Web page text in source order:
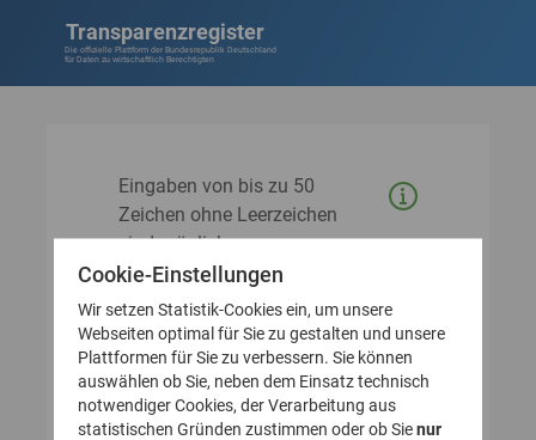
Transparenzregister
Die offizielle Plattform der Bundesrepublik Deutschland
für Daten zu wirtschaftlich Berechtigten
Eingaben von bis zu 50
Zeichen ohne Leerzeichen
sind möglich.
Fehlerquellen:
Verwendung von Punkten,
Leerzeichen, Binde- und
Schrägstrichen
Ausschließliche Eingabe von
Cookie-Einstellungen
Wir setzen Statistik-Cookies ein, um unsere
Webseiten optimal für Sie zu gestalten und unsere
Plattformen für Sie zu verbessern. Sie können
auswählen ob Sie, neben dem Einsatz technisch
notwendiger Cookies, der Verarbeitung aus
statistischen Gründen zustimmen oder ob Sienur